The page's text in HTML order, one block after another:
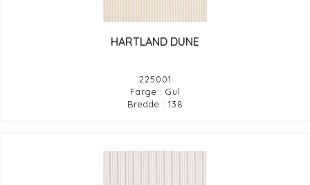
HARTLAND DUNE
225001
Farge : Gul
Bredde : 138